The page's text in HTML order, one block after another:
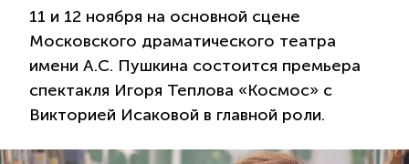
11 и 12 ноября на основной сцене
Московского драматического театра
имени А.С. Пушкина состоится премьера
спектакля Игоря Теплова «Космос» с
Викторией Исаковой в главной роли.